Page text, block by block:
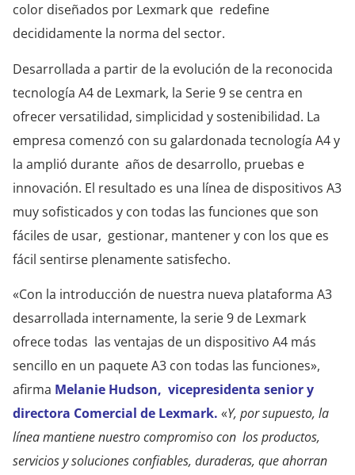
color diseñados por Lexmark que redefine
decididamente la norma del sector.
Desarrollada a partir de la evolución de la reconocida
tecnología A4 de Lexmark, la Serie 9 se centra en
ofrecer versatilidad, simplicidad y sostenibilidad. La
empresa comenzó con su galardonada tecnología A4 y
la amplió durante años de desarrollo, pruebas e
innovación. El resultado es una línea de dispositivos A3
muy sofisticados y con todas las funciones que son
fáciles de usar, gestionar, mantener y con los que es
fácil sentirse plenamente satisfecho.
«Con la introducción de nuestra nueva plataforma A3
desarrollada internamente, la serie 9 de Lexmark
ofrece todas las ventajas de un dispositivo A4 más
sencillo en un paquete A3 con todas las funciones»,
afirma Melanie Hudson, vicepresidenta senior y
directora Comercial de Lexmark. «Y, por supuesto, la
línea mantiene nuestro compromiso con los productos,
servicios y soluciones confiables, duraderas, que ahorran